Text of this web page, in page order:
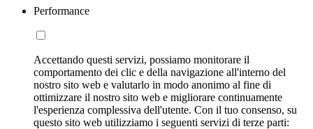
Performance
Accettando questi servizi, possiamo monitorare il
comportamento dei clic e della navigazione all'interno del
nostro sito web e valutarlo in modo anonimo al fine di
ottimizzare il nostro sito web e migliorare continuamente
l'esperienza complessiva dell'utente. Con il tuo consenso, su
questo sito web utilizziamo i seguenti servizi di terze parti: